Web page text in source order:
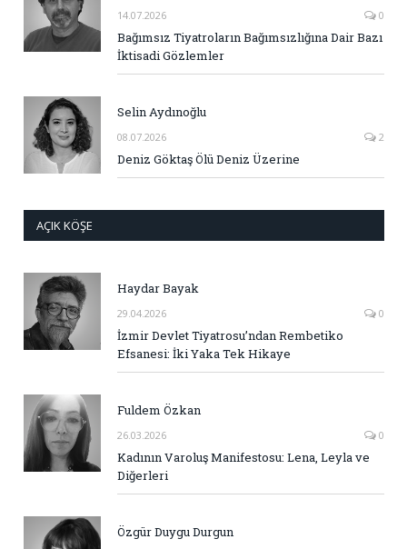
14.07.2026 0
Bağımsız Tiyatroların Bağımsızlığına Dair Bazı
İktisadi Gözlemler
Selin Aydınoğlu
08.07.2026 2
Deniz Göktaş Ölü Deniz Üzerine
AÇIK KÖŞE
Haydar Bayak
29.04.2026 0
İzmir Devlet Tiyatrosu’ndan Rembetiko
Efsanesi: İki Yaka Tek Hikaye
Fuldem Özkan
26.03.2026 0
Kadının Varoluş Manifestosu: Lena, Leyla ve
Diğerleri
Özgür Duygu Durgun